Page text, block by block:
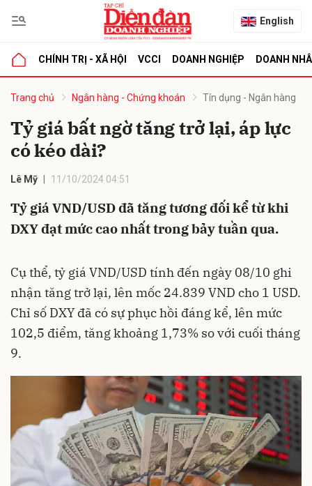
English
CHÍNH TRỊ - XÃ HỘI VCCI DOANH NGHIỆP DOANH
Trang chủ Ngân hàng - Chứng khoán Tín dụng - Ngân hàng
Tỷ giá bất ngờ tăng trở lại, áp lực
có kéo dài?
Lê Mỹ 11/10/2024 04:51
Tỷ giá VND/USD đã tăng tương đối kể từ khi
DXY đạt mức cao nhất trong bảy tuần qua.
Cụ thể, tỷ giá VND/USD tính đến ngày 08/10 ghi
nhận tăng trở lại, lên mốc 24.839 VND cho 1 USD.
Chỉ số DXY đã có sự phục hồi đáng kể, lên mức
102,5 điểm, tăng khoảng 1,73% so với cuối tháng
9.
luận
Hủy